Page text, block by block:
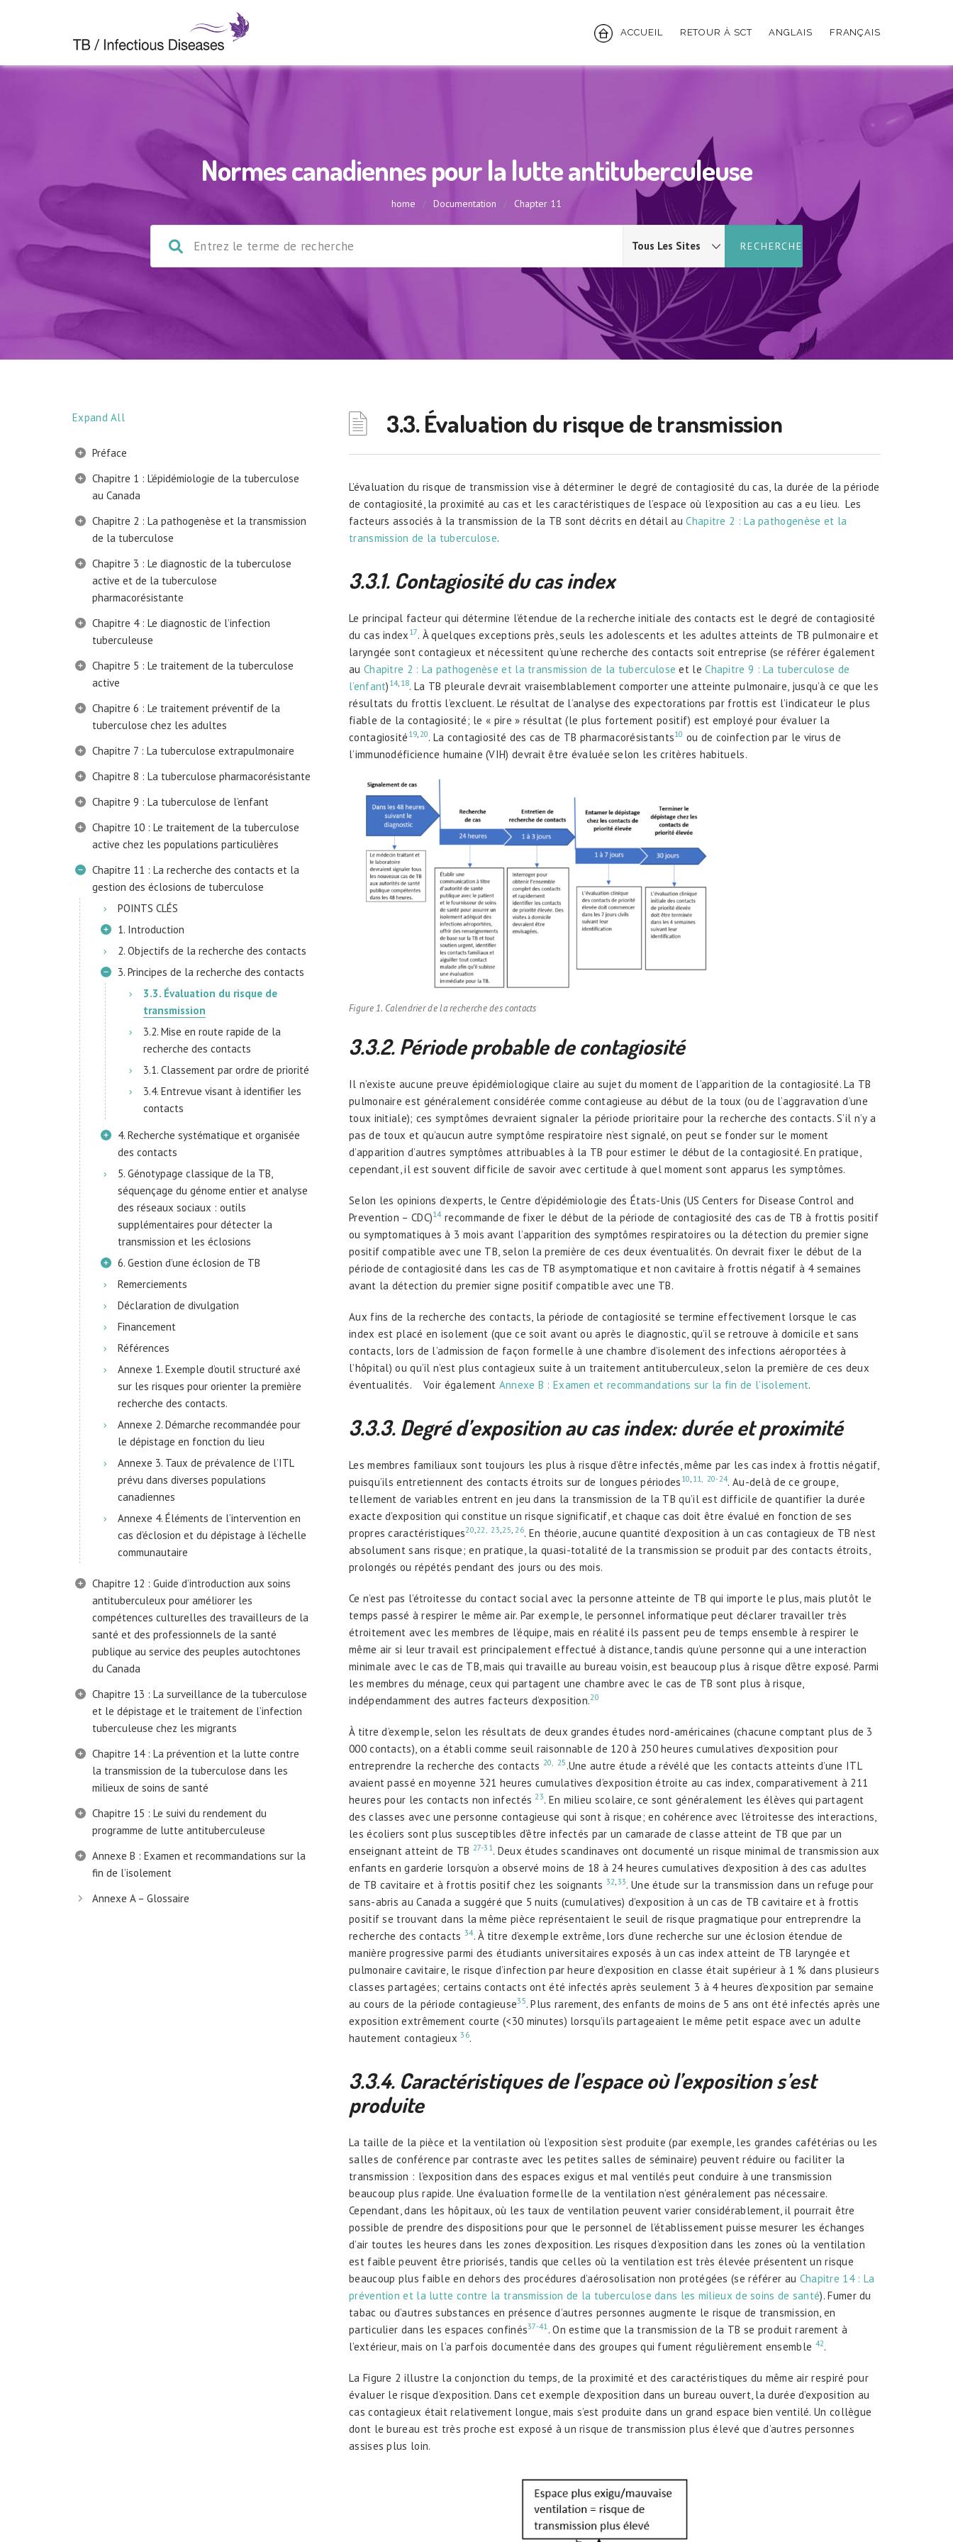
ACCUEIL RETOUR À SCT ANGLAIS FRANÇAIS
Normes canadiennes pour la lutte antituberculeuse
home / Documentation / Chapter 11
Expand All
Préface
Chapitre 1 : L’épidémiologie de la tuberculose
au Canada
Chapitre 2 : La pathogenèse et la transmission
de la tuberculose
Chapitre 3 : Le diagnostic de la tuberculose
active et de la tuberculose
pharmacorésistante
Chapitre 4 : Le diagnostic de l’infection
tuberculeuse
Chapitre 5 : Le traitement de la tuberculose
active
Chapitre 6 : Le traitement préventif de la
tuberculose chez les adultes
Chapitre 7 : La tuberculose extrapulmonaire
Chapitre 8 : La tuberculose pharmacorésistante
Chapitre 9 : La tuberculose de l’enfant
Chapitre 10 : Le traitement de la tuberculose
active chez les populations particulières
Chapitre 11 : La recherche des contacts et la
gestion des éclosions de tuberculose
POINTS CLÉS
1. Introduction
2. Objectifs de la recherche des contacts
3. Principes de la recherche des contacts
3.3. Évaluation du risque de
transmission
3.2. Mise en route rapide de la
recherche des contacts
3.1. Classement par ordre de priorité
3.4. Entrevue visant à identifier les
contacts
4. Recherche systématique et organisée
des contacts
5. Génotypage classique de la TB,
séquençage du génome entier et analyse
des réseaux sociaux : outils
supplémentaires pour détecter la
transmission et les éclosions
6. Gestion d’une éclosion de TB
Remerciements
Déclaration de divulgation
Financement
Références
Annexe 1. Exemple d’outil structuré axé
sur les risques pour orienter la première
recherche des contacts.
Annexe 2. Démarche recommandée pour
le dépistage en fonction du lieu
Annexe 3. Taux de prévalence de l’ITL
prévu dans diverses populations
canadiennes
Annexe 4. Éléments de l’intervention en
cas d’éclosion et du dépistage à l’échelle
communautaire
Chapitre 12 : Guide d’introduction aux soins
antituberculeux pour améliorer les
compétences culturelles des travailleurs de la
santé et des professionnels de la santé
publique au service des peuples autochtones
du Canada
Chapitre 13 : La surveillance de la tuberculose
et le dépistage et le traitement de l’infection
tuberculeuse chez les migrants
Chapitre 14 : La prévention et la lutte contre
la transmission de la tuberculose dans les
milieux de soins de santé
Chapitre 15 : Le suivi du rendement du
programme de lutte antituberculeuse
Annexe B : Examen et recommandations sur la
fin de l’isolement
Annexe A – Glossaire
3.3. Évaluation du risque de transmission
L’évaluation du risque de transmission vise à déterminer le degré de contagiosité du cas, la durée de la période
de contagiosité, la proximité au cas et les caractéristiques de l’espace où l’exposition au cas a eu lieu. Les
facteurs associés à la transmission de la TB sont décrits en détail auChapitre 2 : La pathogenèse et la
transmission de la tuberculose.
3.3.1. Contagiositédu cas index
Le principal facteur qui détermine l’étendue de la recherche initiale des contacts est le degré de contagiosité
du cas index 17. À quelques exceptions près, seuls les adolescents et les adultes atteints de TB pulmonaire et
laryngée sont contagieux et nécessitent qu’une recherche des contacts soit entreprise (se référer également
au Chapitre 2 : La pathogenèse et la transmission de la tuberculose et leChapitre 9 : La tuberculose de
l’enfant) 14, 18. La TB pleurale devrait vraisemblablement comporter une atteinte pulmonaire, jusqu’à ce que les
résultats du frottis l’excluent. Le résultat de l’analyse des expectorations par frottis est l’indicateur le plus
fiable de la contagiosité; le « pire » résultat (le plus fortement positif) est employé pour évaluer la
contagiosité 19,20. La contagiosité des cas de TB pharmacorésistants10 ou de coinfection par le virus de
l’immunodéficience humaine (VIH) devrait être évaluée selon les critères habituels.
Figure 1. Calendrier de la recherche des contacts
3.3.2. Période probable de contagiosité
Il n’existe aucune preuve épidémiologique claire au sujet du moment de l’apparition de la contagiosité. La TB
pulmonaire est généralement considérée comme contagieuse au début de la toux (ou de l’aggravation d’une
toux initiale); ces symptômes devraient signaler la période prioritaire pour la recherche des contacts. S’il n’y a
pas de toux et qu’aucun autre symptôme respiratoire n’est signalé, on peut se fonder sur le moment
d’apparition d’autres symptômes attribuables à la TB pour estimer le début de la contagiosité. En pratique,
cependant, il est souvent difficile de savoir avec certitude à quel moment sont apparus les symptômes.
Selon les opinions d’experts, le Centre d’épidémiologie des États-Unis (US Centers for Disease Control and
Prevention – CDC)14recommande de fixer le début de la période de contagiosité des cas de TB à frottis positif
ou symptomatiques à 3 mois avant l’apparition des symptômes respiratoires ou la détection du premier signe
positif compatible avec une TB, selon la première de ces deux éventualités. On devrait fixer le début de la
période de contagiosité dans les cas de TB asymptomatique et non cavitaire à frottis négatif à 4 semaines
avant la détection du premier signe positif compatible avec une TB.
Aux fins de la recherche des contacts, la période de contagiosité se termine effectivement lorsque le cas
index est placé en isolement (que ce soit avant ou après le diagnostic, qu’il se retrouve à domicile et sans
contacts, lors de l’admission de façon formelle à une chambre d’isolement des infections aéroportées à
l’hôpital) ou qu’il n’est plus contagieux suite à un traitement antituberculeux, selon la première de ces deux
éventualités. Voir également Annexe B : Examen et recommandations sur la fin de l’isolement.
3.3.3. Degréd’exposition au cas index: durée et proximité
Les membres familiaux sont toujours les plus à risque d’être infectés, même par les cas index à frottis négatif,
puisqu’ils entretiennent des contacts étroits sur de longues périodes 10, 11, 20-24. Au-delà de ce groupe,
tellement de variables entrent en jeu dans la transmission de la TB qu’il est difficile de quantifier la durée
exacte d’exposition qui constitue un risque significatif, et chaque cas doit être évalué en fonction de ses
propres caractéristiques20,22, 23,25,26. En théorie, aucune quantité d’exposition à un cas contagieux de TB n’est
absolument sans risque; en pratique, la quasi-totalité de la transmission se produit par des contacts étroits,
prolongés ou répétés pendant des jours ou des mois.
Ce n’est pas l’étroitesse du contact social avec la personne atteinte de TB qui importe le plus, mais plutôt le
temps passé à respirer le même air. Par exemple, le personnel informatique peut déclarer travailler très
étroitement avec les membres de l’équipe, mais en réalité ils passent peu de temps ensemble à respirer le
même air si leur travail est principalement effectué à distance, tandis qu’une personne qui a une interaction
minimale avec le cas de TB, mais qui travaille au bureau voisin, est beaucoup plus à risque d’être exposé. Parmi
les membres du ménage, ceux qui partagent une chambre avec le cas de TB sont plus à risque,
indépendamment des autres facteurs d’exposition.20
À titre d’exemple, selon les résultats de deux grandes études nord-américaines (chacune comptant plus de 3
000 contacts), on a établi comme seuil raisonnable de 120 à 250 heures cumulatives d’exposition pour
entreprendre la recherche des contacts 20, 25 .Une autre étude a révélé que les contacts atteints d’une ITL
avaient passé en moyenne 321 heures cumulatives d’exposition étroite au cas index, comparativement à 211
heures pour les contacts non infectés23. En milieu scolaire, ce sont généralement les élèves qui partagent
des classes avec une personne contagieuse qui sont à risque; en cohérence avec l’étroitesse des interactions,
les écoliers sont plus susceptibles d’être infectés par un camarade de classe atteint de TB que par un
enseignant atteint de TB 27-31. Deux études scandinaves ont documenté un risque minimal de transmission aux
enfants en garderie lorsqu’on a observé moins de 18 à 24 heures cumulatives d’exposition à des cas adultes
de TB cavitaire et à frottis positif chez les soignants 32,33. Une étude sur la transmission dans un refuge pour
sans-abris au Canada a suggéré que 5 nuits (cumulatives) d’exposition à un cas de TB cavitaire et à frottis
positif se trouvant dans la même pièce représentaient le seuil de risque pragmatique pour entreprendre la
recherche des contacts 34. À titre d’exemple extrême, lors d’une recherche sur une éclosion étendue de
manière progressive parmi des étudiants universitaires exposés à un cas index atteint de TB laryngée et
pulmonaire cavitaire, le risque d’infection par heure d’exposition en classe était supérieur à 1 % dans plusieurs
classes partagées; certains contacts ont été infectés après seulement 3 à 4 heures d’exposition par semaine
au cours de la période contagieuse35. Plus rarement, des enfants de moins de 5 ans ont été infectés après une
exposition extrêmement courte (<30 minutes) lorsqu’ils partageaient le même petit espace avec un adulte
hautement contagieux36.
3.3.4. Caractéristiques de l’espace oùl’exposition s’est
produite
La taille de la pièce et la ventilation où l’exposition s’est produite (par exemple, les grandes cafétérias ou les
salles de conférence par contraste avec les petites salles de séminaire) peuvent réduire ou faciliter la
transmission : l’exposition dans des espaces exigus et mal ventilés peut conduire à une transmission
beaucoup plus rapide. Une évaluation formelle de la ventilation n’est généralement pas nécessaire.
Cependant, dans les hôpitaux, où les taux de ventilation peuvent varier considérablement, il pourrait être
possible de prendre des dispositions pour que le personnel de l’établissement puisse mesurer les échanges
d’air toutes les heures dans les zones d’exposition. Les risques d’exposition dans les zones où la ventilation
est faible peuvent être priorisés, tandis que celles où la ventilation est très élevée présentent un risque
beaucoup plus faible en dehors des procédures d’aérosolisation non protégées (se référer au Chapitre 14 : La
prévention et la lutte contre la transmission de la tuberculose dans les milieux de soins de santé). Fumer du
tabac ou d’autres substances en présence d’autres personnes augmente le risque de transmission, en
particulier dans les espaces confinés37-41. On estime que la transmission de la TB se produit rarement à
l’extérieur, mais on l’a parfois documentée dans des groupes qui fument régulièrement ensemble 42.
La Figure 2 illustre la conjonction du temps, de la proximité et des caractéristiques du même air respiré pour
évaluer le risque d’exposition. Dans cet exemple d’exposition dans un bureau ouvert, la durée d’exposition au
cas contagieux était relativement longue, mais s’est produite dans un grand espace bien ventilé. Un collègue
dont le bureau est très proche est exposé à un risque de transmission plus élevé que d’autres personnes
assises plus loin.